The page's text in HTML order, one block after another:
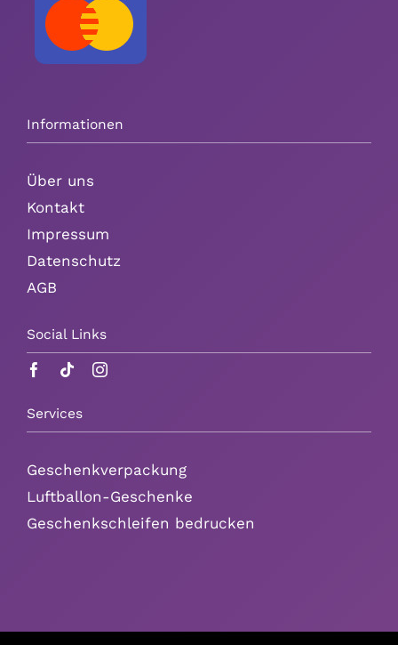
Informationen
Über uns
Kontakt
Impressum
Datenschutz
AGB
Social Links
Services
Geschenkverpackung
Luftballon-Geschenke
Geschenkschleifen bedrucken